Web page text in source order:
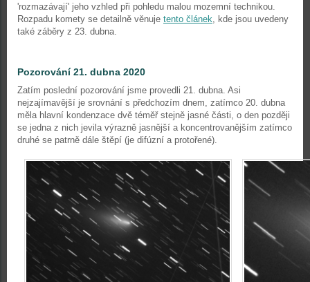
'rozmazávají' jeho vzhled při pohledu malou mozemní technikou.
Rozpadu komety se detailně věnuje tento článek, kde jsou uvedeny
také záběry z 23. dubna.
Pozorování 21. dubna 2020
Zatím poslední pozorování jsme provedli 21. dubna. Asi
nejzajímavější je srovnání s předchozím dnem, zatímco 20. dubna
měla hlavní kondenzace dvě téměř stejně jasné části, o den později
se jedna z nich jevila výrazně jasnější a koncentrovanějším zatímco
druhé se patrně dále štěpí (je difúzní a protořené).